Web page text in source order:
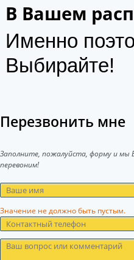
В Вашем
Именно
Выбирайте!
Перезвонить мне
Заполните, пожалуйста, форму и мы
перевоним!
Значение не должно быть пустым.